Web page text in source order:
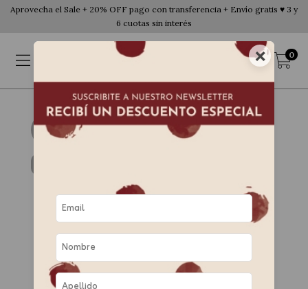
Aprovecha el Sale + 20% OFF pago con transferencia + Envío gratis ♥ 3 y
6 cuotas sin interés
0
25
%
OFF
×